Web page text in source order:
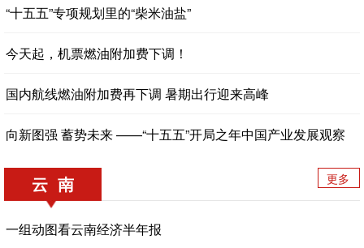
“十五五”专项规划里的“柴米油盐”
今天起，机票燃油附加费下调！
国内航线燃油附加费再下调 暑期出行迎来高峰
向新图强 蓄势未来 ——“十五五”开局之年中国产业发展观察
云 南 更多
一组动图看云南经济半年报